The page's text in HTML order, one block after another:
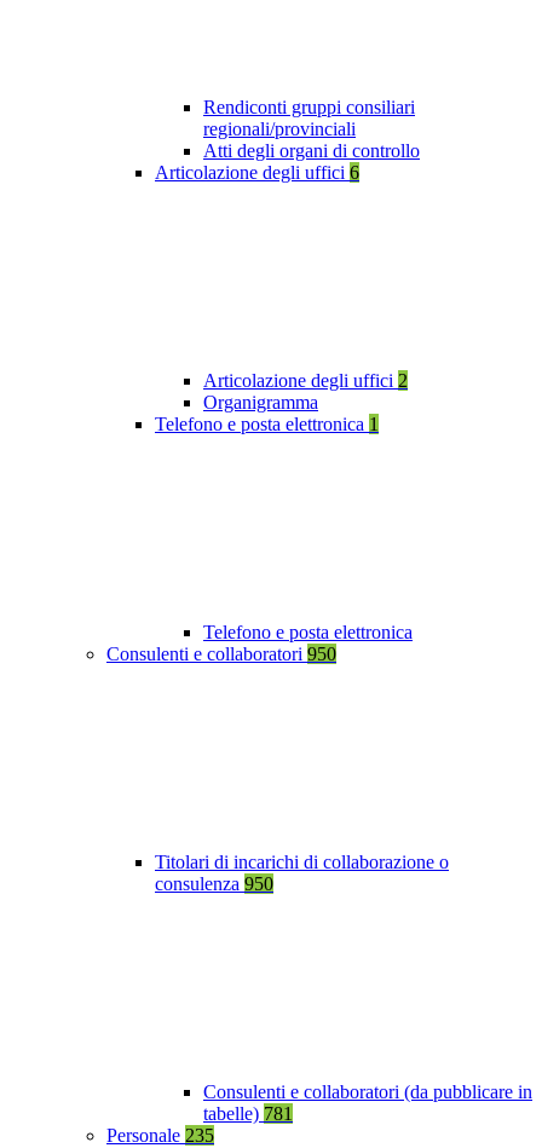
Rendiconti gruppi consiliari
regionali/provinciali
Atti degli organi di controllo
Articolazione degli uffici 6
Articolazione degli uffici 2
Organigramma
Telefono e posta elettronica 1
Telefono e posta elettronica
Consulenti e collaboratori 950
Titolari di incarichi di collaborazione o
consulenza 950
Consulenti e collaboratori (da pubblicare in
tabelle) 781
Personale 235